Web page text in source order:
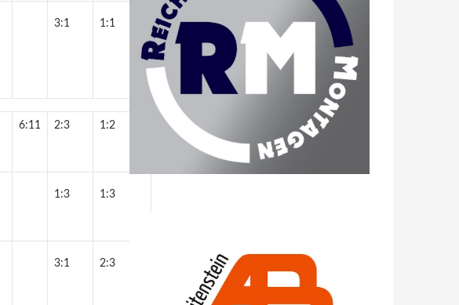
3:1 1:1
6:11 2:3 1:2
1:3 1:3
3:1 2:3